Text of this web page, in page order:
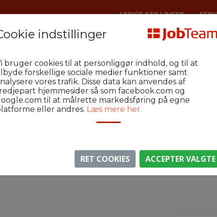
LEDIGE STILLINGER
Metal
søges til moderne
er ikke længere aktiv, men du kan
se lignende
indstillinger
bruger cookies til at personliggør indhold, og til at
forskellige sociale medier funktioner samt
vores trafik. Disse data kan anvendes af
hjemmesider så som facebook.com og
til at målrette markedsføring på egne
eller andres. Læs mere her.
RET COOKIES ACCEPTER VALGTE